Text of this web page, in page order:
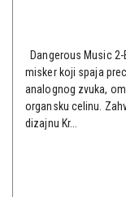
Dangerous Music
misker koji spaja
analognog zvuka,
organsku celinu.
dizajnu Kr...